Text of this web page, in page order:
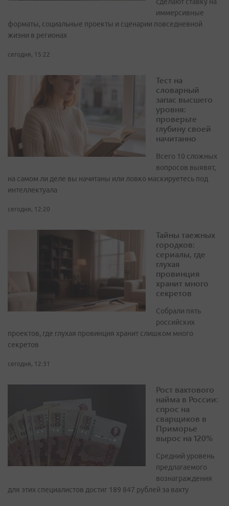
сделают ставку на
иммерсивные
форматы, социальные проекты и сценарии повседневной
жизни в регионах
сегодня, 15:22
Тест на
словарный
запас высшего
уровня:
проверьте
глубину своей
начитанно
Всего 10 сложных
вопросов выявят,
на самом ли деле вы начитаны или ловко маскируетесь под
интеллектуала
сегодня, 12:20
Тайны таежных
городков:
сериалы, где
глухая
провинция
хранит много
секретов
Собрали пять
российских
проектов, где глухая провинция хранит слишком много
секретов
сегодня, 12:31
Рост вахтового
найма в России:
спрос на
сварщиков в
Приморье
вырос на 120%
Средний уровень
предлагаемого
вознаграждения
для этих специалистов достиг 189 847 рублей за вахту